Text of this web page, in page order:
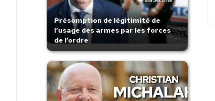
Présomption de légitimité de
l’usage des armes par les forces
de l’ordre